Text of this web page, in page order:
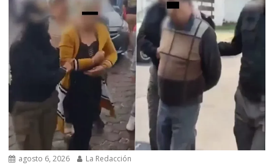
agosto 6, 2026 La Redacción